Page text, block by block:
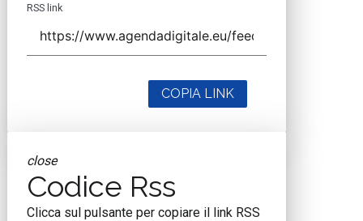
RSS link
COPIA LINK
close
Codice Rss
Clicca sul pulsante per copiare il link RSS